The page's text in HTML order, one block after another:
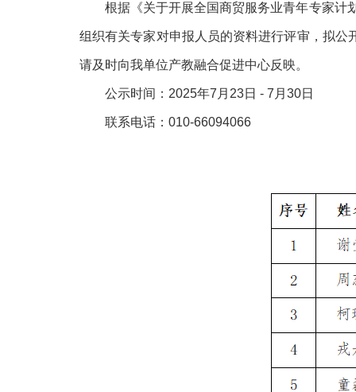
根据《关于开展全国商贸服务业青年专家计
组织有关专家对申报人员的资料进行评审，拟
请及时向我单位产教融合促进中心反映。
公示时间：2025年7月23日 - 7月30日
联系电话：010-66094066